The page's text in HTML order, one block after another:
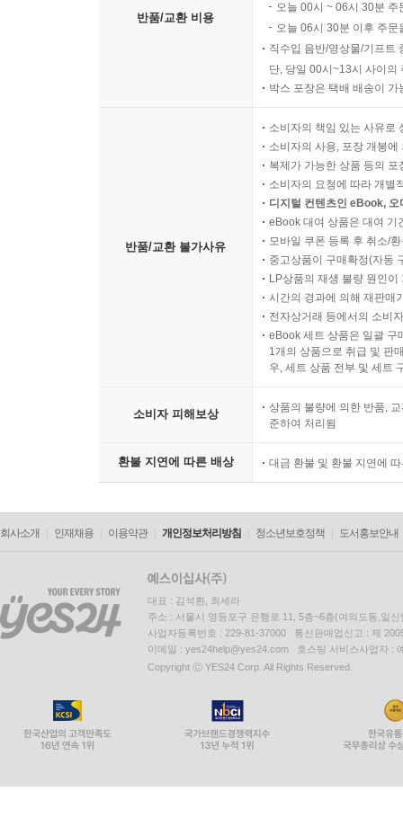
반품/교환 비용
오늘 00시 ~ 06시 30분
오늘 06시 30분 이후 주
직수입 음반/영상물/기프트
단, 당일 00시~13시 사이의
박스 포장은 택배 배송이
반품/교환 불가사유
소비자의 책임 있는 사유로
소비자의 사용, 포장 개봉
복제가 가능한 상품 등의
소비자의 요청에 따라 개별
디지털 컨텐츠인 eBook,
eBook 대여 상품은 대여 기
모바일 쿠폰 등록 후 취소/
중고상품이 구매확정(자동
LP상품의 재생 불량 원인
시간의 경과에 의해 재판매
전자상거래 등에서의 소비
eBook 세트 상품은 일괄 구
1개의 상품으로 취급 및 판
우, 세트 상품 전부 및 세트
소비자 피해보상
상품의 불량에 의한 반품,
준하여 처리됨
환불 지연에 따른 배상 대금 환불 및 환불 지연에
회사소개 인재채용 이용약관 개인정보처리방침 청소년보호정책 도서홍보안내
대표 : 김석환, 최세라
주소 : 서울시 영등포구 은행로 11, 5층~6층(여의도동,일신
사업자등록번호 : 229-81-37000 통신판매업신고 : 제
이메일 : yes24help@yes24.com 호스팅 서비스사업자 :
Copyright ⓒ YES24 Corp. All Rights Reserved.